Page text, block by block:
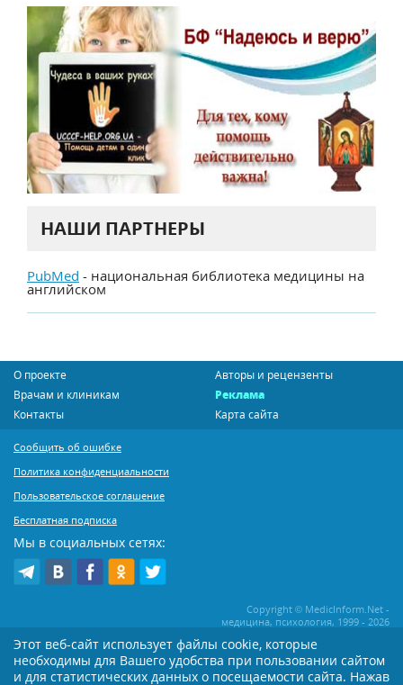
НАШИ ПАРТНЕРЫ
PubMed - национальная библиотека медицины на
английском
О проекте
Авторы и рецензенты
Врачам и клиникам
Реклама
Контакты
Карта сайта
Сообщить об ошибке
Политика конфиденциальности
Пользовательское соглашение
Бесплатная подписка
Мы в социальных сетях:
Copyright © MedicInform.Net -
медицина, психология, 1999 - 2026
Копирование или иное распространение статей нашего сайта строго
воспрещается. Копирование раздела "Новости" допускается при наличии
Этот веб-сайт использует файлы cookie, которые
необходимы для Вашего удобства при пользовании сайтом
и для статистических данных о посещаемости сайта. Нажав